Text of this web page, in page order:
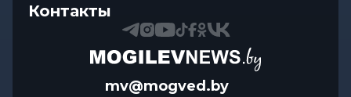
Контакты
mv@mogved.by